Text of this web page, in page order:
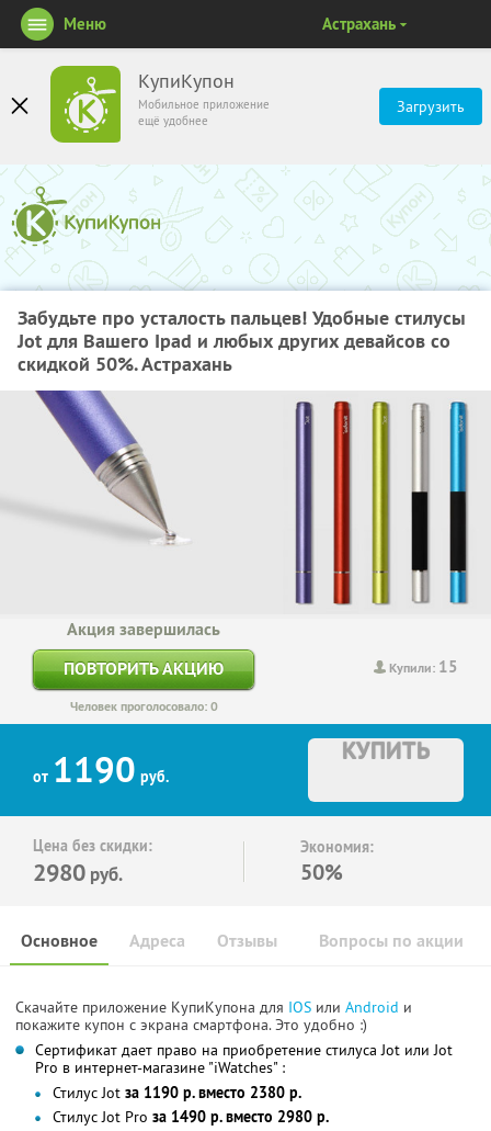
КупиКупон
Мобильное приложение
ещё удобнее
Загрузить
Меню Астрахань
Забудьте про усталость пальцев! Удобные стилусы
Jot для Вашего Ipad и любых других девайсов со
скидкой 50%. Астрахань
Купили: 15
Акция завершилась
ПОВТОРИТЬ АКЦИЮ
Человек проголосовало: 0
от 1190 руб.
КУПИТЬ
Цена без скидки:
2980 руб.
Экономия:
50%
Основное Отзывы Вопросы по акции
Адреса
Скачайте приложение КупиКупона для IOS или Android и
покажите купон с экрана смартфона. Это удобно :)
Сертификат дает право на приобретение стилуса Jot или Jot
Pro в интернет-магазине "iWatches" :
Стилус Jot за 1190 р. вместо 2380 р.
Стилус Jot Pro за 1490 р. вместо 2980 р.